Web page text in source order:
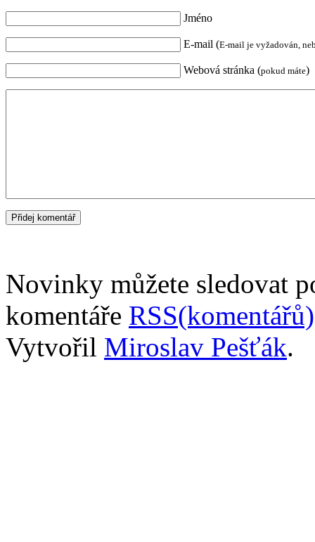
Jméno
E-mail (E-mail je vyžadován,
Webová stránka (pokud máte)
Novinky můžete sledovat
komentáře RSS(komentářů)
Vytvořil Miroslav Pešťák.